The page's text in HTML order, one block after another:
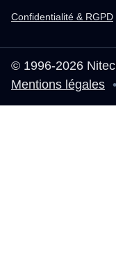
Confidentialité & RGPD
© 1996-2026
Mentions légales •